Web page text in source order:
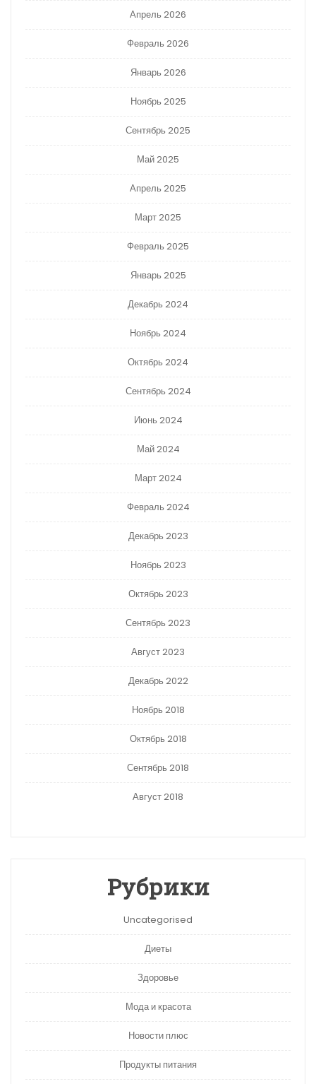
Апрель 2026
Февраль 2026
Январь 2026
Ноябрь 2025
Сентябрь 2025
Май 2025
Апрель 2025
Март 2025
Февраль 2025
Январь 2025
Декабрь 2024
Ноябрь 2024
Октябрь 2024
Сентябрь 2024
Июнь 2024
Май 2024
Март 2024
Февраль 2024
Декабрь 2023
Ноябрь 2023
Октябрь 2023
Сентябрь 2023
Август 2023
Декабрь 2022
Ноябрь 2018
Октябрь 2018
Сентябрь 2018
Август 2018
Рубрики
Uncategorised
Диеты
Здоровье
Мода и красота
Новости плюс
Продукты питания